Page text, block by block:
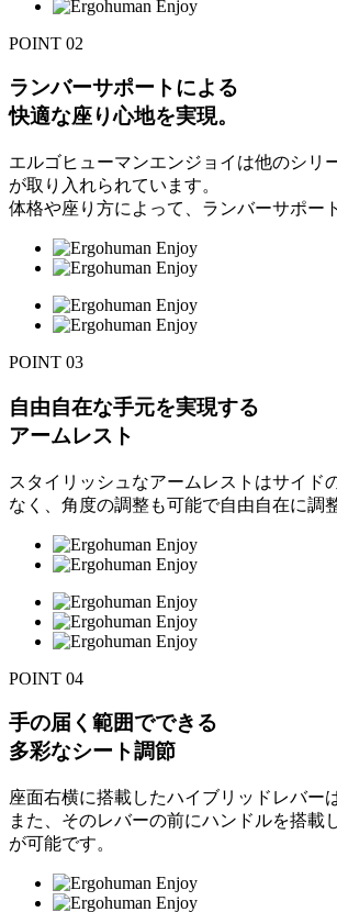
POINT 02
ランバーサポートによる
快適な座り心地を実現。
エルゴヒューマンエンジョイは他のシリ
が取り入れられています。
体格や座り方によって、ランバーサポー
POINT 03
自由自在な手元を実現する
アームレスト
スタイリッシュなアームレストはサイ
なく、角度の調整も可能で自由自在に調
POINT 04
手の届く範囲でできる
多彩なシート調節
座面右横に搭載したハイブリッドレバー
また、そのレバーの前にハンドルを搭
が可能です。